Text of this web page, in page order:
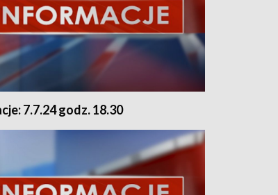
7.7.24 godz. 18.30